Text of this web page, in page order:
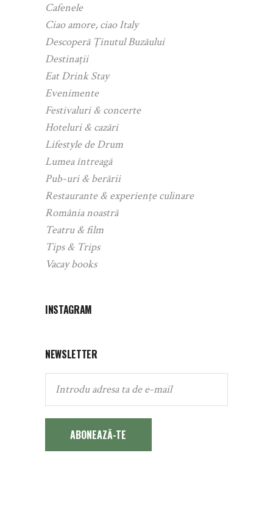
Cafenele
Ciao amore, ciao Italy
Descoperă Ținutul Buzăului
Destinații
Eat Drink Stay
Evenimente
Festivaluri & concerte
Hoteluri & cazări
Lifestyle de Drum
Lumea întreagă
Pub-uri & berării
Restaurante & experiențe culinare
România noastră
Teatru & film
Tips & Trips
Vacay books
INSTAGRAM
NEWSLETTER
ABONEAZĂ-TE